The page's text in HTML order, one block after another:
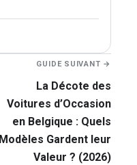
GUIDE SUIVANT →
La Décote des
Voitures d’Occasion
en Belgique : Quels
Modèles Gardent leur
Valeur ? (2026)